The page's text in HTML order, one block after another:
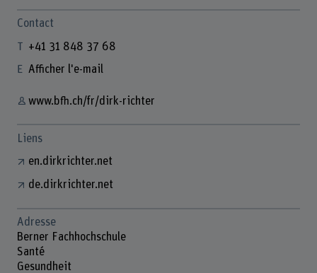
Contact
+41 31 848 37 68
Afficher l'e-mail
www.bfh.ch/fr/dirk-richter
Liens
en.dirkrichter.net
de.dirkrichter.net
Adresse
Berner Fachhochschule
Santé
Gesundheit